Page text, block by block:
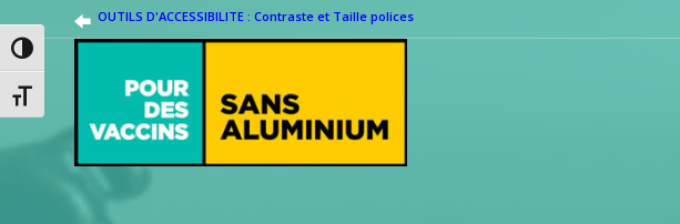
Passer en contraste élevé
Changer la taille de la police
OUTILS D'ACCESSIBILITE : Contraste et Taille polices